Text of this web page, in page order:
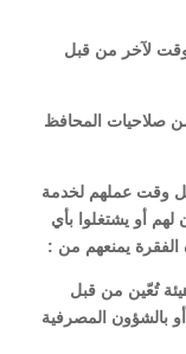
لآخر من قبل
صلاحيات المحافظ
كل وقت عملهم لخدمة
لهم أو يشتغلوا بأي
يمنعهم من :
تُعّين من قبل
بالشؤون المصرفية